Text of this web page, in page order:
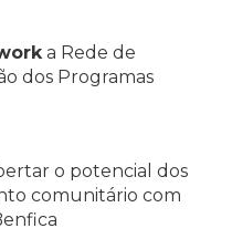
a Rede de
dos Programas
o potencial dos
comunitário com